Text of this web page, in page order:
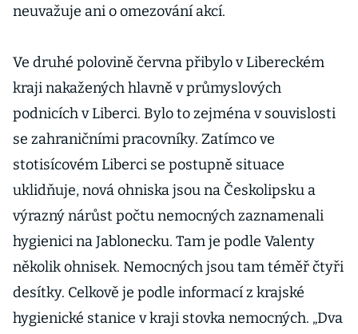
neuvažuje ani o omezování akcí.
Ve druhé polovině června přibylo v Libereckém
kraji nakažených hlavně v průmyslových
podnicích v Liberci. Bylo to zejména v souvislosti
se zahraničními pracovníky. Zatímco ve
stotisícovém Liberci se postupně situace
uklidňuje, nová ohniska jsou na Českolipsku a
výrazný nárůst počtu nemocných zaznamenali
hygienici na Jablonecku. Tam je podle Valenty
několik ohnisek. Nemocných jsou tam téměř čtyři
desítky. Celkově je podle informací z krajské
hygienické stanice v kraji stovka nemocných. „Dva